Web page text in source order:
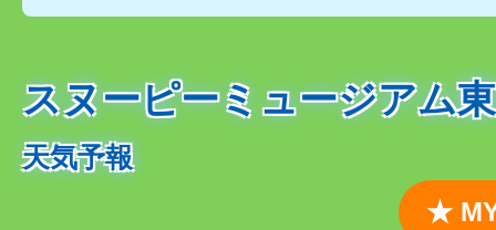
スヌーピーミュージアム
天気予報
★